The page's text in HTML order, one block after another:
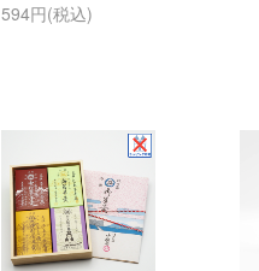
594円(税込)